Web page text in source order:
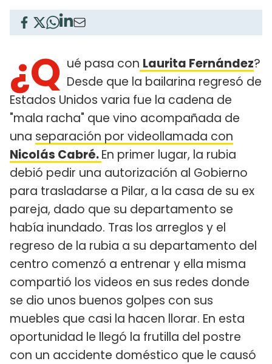
¿Q ué pasa con Laurita Fernández?
Desde que la bailarina regresó de
Estados Unidos varia fue la cadena de
"mala racha" que vino acompañada de
una separación por videollamada con
Nicolás Cabré.En primer lugar, la rubia
debió pedir una autorización al Gobierno
para trasladarse a Pilar, a la casa de su ex
pareja, dado que su departamento se
había inundado. Tras los arreglos y el
regreso de la rubia a su departamento del
centro comenzó a entrenar y ella misma
compartió los videos en sus redes donde
se dio unos buenos golpes con sus
muebles que casi la hacen llorar. En esta
oportunidad le llegó la frutilla del postre
con un accidente doméstico que le causó